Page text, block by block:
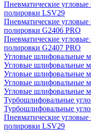
Пневматические
полировки LSV29
Пневматические
полировки G2406 PRO
Пневматические
полировки G2407 PRO
Угловые шлифовальные
Угловые шлифовальные
Угловые шлифовальные
Угловые шлифовальные
Угловые шлифовальные
Турбошлифовальные
Турбошлифовальные
Пневматические
полировки LSV29